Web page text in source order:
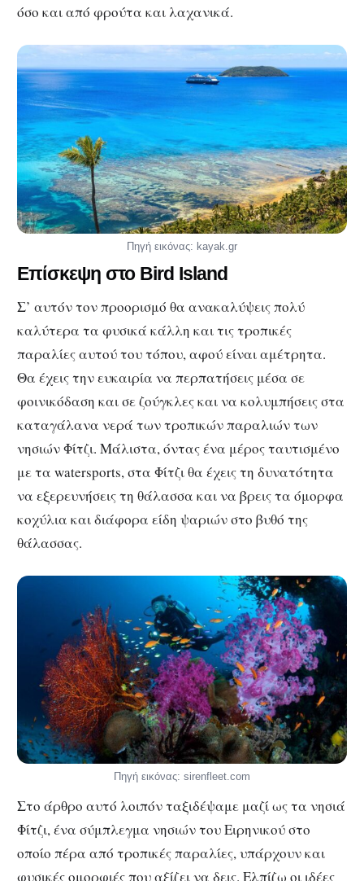
όσο και από φρούτα και λαχανικά.
Πηγή εικόνας: kayak.gr
Επίσκεψη στο Bird Island
Σ’ αυτόν τον προορισμό θα ανακαλύψεις πολύ
καλύτερα τα φυσικά κάλλη και τις τροπικές
παραλίες αυτού του τόπου, αφού είναι αμέτρητα.
Θα έχεις την ευκαιρία να περπατήσεις μέσα σε
φοινικόδαση και σε ζούγκλες και να κολυμπήσεις στα
καταγάλανα νερά των τροπικών παραλιών των
νησιών Φίτζι. Μάλιστα, όντας ένα μέρος ταυτισμένο
με τα watersports, στα Φίτζι θα έχεις τη δυνατότητα
να εξερευνήσεις τη θάλασσα και να βρεις τα όμορφα
κοχύλια και διάφορα είδη ψαριών στο βυθό της
θάλασσας.
Πηγή εικόνας: sirenfleet.com
Στο άρθρο αυτό λοιπόν ταξιδέψαμε μαζί ως τα νησιά
Φίτζι, ένα σύμπλεγμα νησιών του Ειρηνικού στο
οποίο πέρα από τροπικές παραλίες, υπάρχουν και
φυσικές ομορφιές που αξίζει να δεις. Ελπίζω οι ιδέες